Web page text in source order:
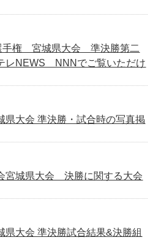
手権 宮城県大会 準決勝第二
レNEWS NNNでご覧いただけ
県大会 準決勝・試合時の写真掲
宮城県大会 決勝に関する大会
県大会 準決勝試合結果&決勝組